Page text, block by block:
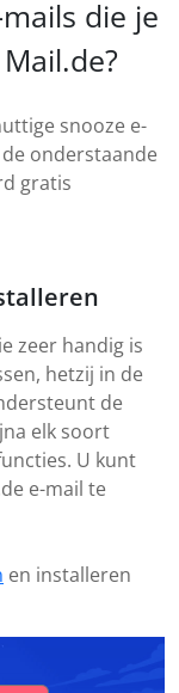
die je
snooze e-
onderstaande
gratis
zeer handig is
hetzij in de
de
elk soort
U kunt
e-mail te
en installeren